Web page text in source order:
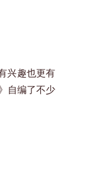
兴趣也更有
自编了不少